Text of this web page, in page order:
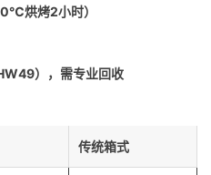
烘烤2小时）
），需专业回收
传统箱式